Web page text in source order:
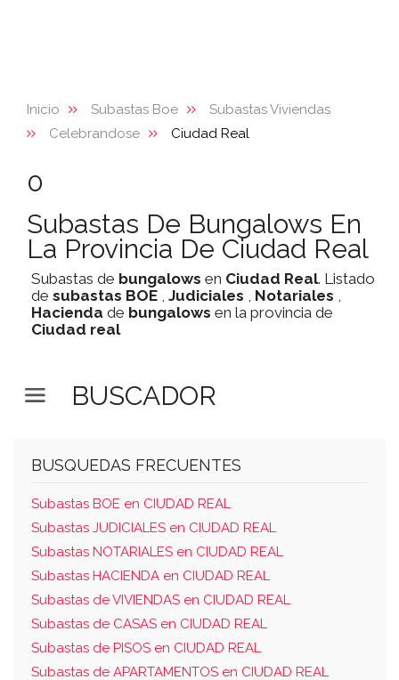
Inicio Subastas Boe
Subastas Viviendas
Celebrandose
Ciudad Real
0
Subastas De Bungalows En
La Provincia De Ciudad Real
Subastas de bungalows en Ciudad Real. Listado
de subastas BOE , Judiciales , Notariales ,
Hacienda de bungalows en la provincia de
Ciudad real
BUSCADOR
BUSQUEDAS FRECUENTES
Subastas BOE en CIUDAD REAL
Subastas JUDICIALES en CIUDAD REAL
Subastas NOTARIALES en CIUDAD REAL
Subastas HACIENDA en CIUDAD REAL
Subastas de VIVIENDAS en CIUDAD REAL
Subastas de CASAS en CIUDAD REAL
Subastas de PISOS en CIUDAD REAL
Subastas de APARTAMENTOS en CIUDAD REAL